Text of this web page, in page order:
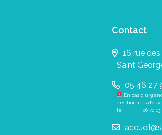
Contact
16 rue
Saint
05 46 27
En cas
des horaires
le 06 70 13